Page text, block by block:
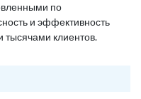
по
и эффективность
тысячами клиентов.